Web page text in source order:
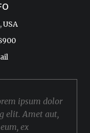
USA
ipsum dolor
elit. Amet aut,
ex